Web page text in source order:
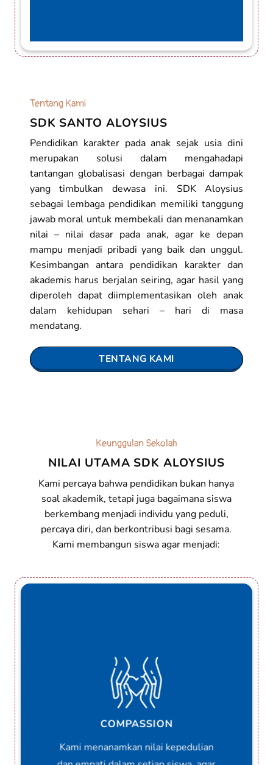
Tentang Kami
SDK SANTO ALOYSIUS
Pendidikan karakter pada anak sejak usia dini
merupakan solusi dalam mengahadapi
tantangan globalisasi dengan berbagai dampak
yang timbulkan dewasa ini. SDK Aloysius
sebagai lembaga pendidikan memiliki tanggung
jawab moral untuk membekali dan menanamkan
nilai – nilai dasar pada anak, agar ke depan
mampu menjadi pribadi yang baik dan unggul.
Kesimbangan antara pendidikan karakter dan
akademis harus berjalan seiring, agar hasil yang
diperoleh dapat diimplementasikan oleh anak
dalam kehidupan sehari – hari di masa
mendatang.
TENTANG KAMI
Keunggulan Sekolah
NILAI UTAMA SDK ALOYSIUS
Kami percaya bahwa pendidikan bukan hanya
soal akademik, tetapi juga bagaimana siswa
berkembang menjadi individu yang peduli,
percaya diri, dan berkontribusi bagi sesama.
Kami membangun siswa agar menjadi:
COMPASSION
Kami menanamkan nilai kepedulian